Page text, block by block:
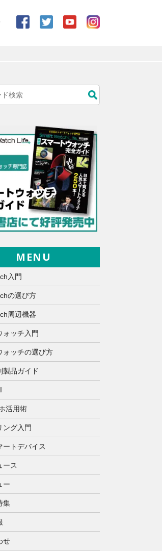
MENU
入門
の選び方
周辺機器
ォッチ入門
ォッチの選び方
製品ガイド
活用術
ング入門
ートデバイス
ース
ー
集
せ